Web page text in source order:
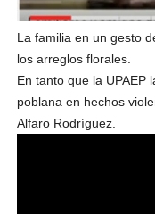
La familia en un gesto
los arreglos florales.
En tanto que la UPAEP
poblana en hechos
Alfaro Rodríguez.